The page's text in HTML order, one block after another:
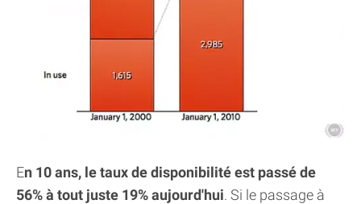
En 10 ans, le taux de disponibilité est passé de
56% à tout juste 19% aujourd'hui. Si le passage à